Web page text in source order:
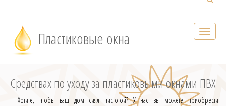
Пластиковые окна
Средствах по уходу за пластиковыми окнами ПВХ
Хотите, чтобы ваш дом сиял чистотой? У нас вы можете приобрести